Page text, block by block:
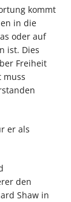
kommt
in die
oder auf
ist. Dies
Freiheit
muss
er als
den
Shaw in